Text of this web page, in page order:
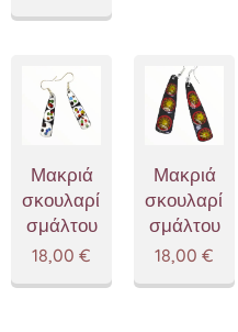
Μακριά
σκουλαρίκια
σμάλτου
18,00 €
Μακριά
σκουλαρίκια
σμάλτου
18,00 €